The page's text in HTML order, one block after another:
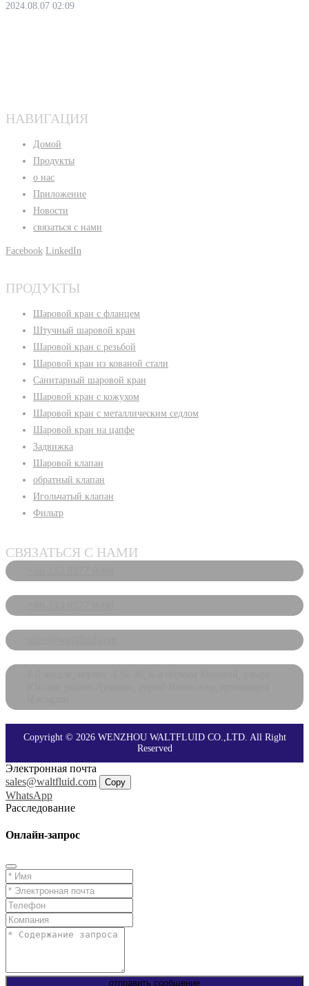
2024.08.07 02:09
НАВИГАЦИЯ
Домой
Продукты
о нас
Приложение
Новости
связаться с нами
Facebook LinkedIn
ПРОДУКТЫ
Шаровой кран с фланцем
Штучный шаровой кран
Шаровой кран с резьбой
Шаровой кран из кованой стали
Санитарный шаровой кран
Шаровой кран с кожухом
Шаровой кран с металлическим седлом
Шаровой кран на цапфе
Задвижка
Шаровой клапан
обратный клапан
Игольчатый клапан
Фильтр
СВЯЗАТЬСЯ С НАМИ
Copyright © 2026 WENZHOU WALTFLUID CO.,LTD. All Right
Reserved
Электронная почта
sales@waltfluid.com
Copy
WhatsApp
Расследование
Онлайн-запрос
отправить сообщение